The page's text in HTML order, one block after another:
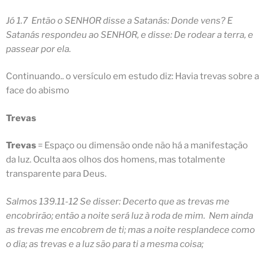
Jó 1.7 Então o SENHOR disse a Satanás: Donde vens? E
Satanás respondeu ao SENHOR, e disse: De rodeara terra, e
passear por ela.
Continuando.. o versículo em estudo diz: Havia trevas sobre a
face do abismo
Trevas
Trevas = Espaço ou dimensão onde não há a manifestação
da luz. Oculta aos olhos dos homens, mas totalmente
transparente para Deus.
Salmos 139.11-12 Se disser: Decerto que as trevas me
encobrirão; então a noite será luz à roda de mim. Nem ainda
as trevas me encobrem de ti; mas a noite resplandece como
o dia; as trevas e a luz são para ti a mesma coisa;